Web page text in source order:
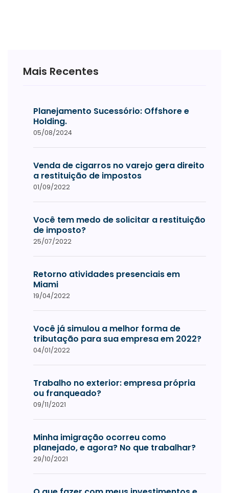
Mais Recentes
Planejamento Sucessório: Offshore e
Holding.
05/08/2024
Venda de cigarros no varejo gera direito
a restituição de impostos
01/09/2022
Você tem medo de solicitar a restituição
de imposto?
25/07/2022
Retorno atividades presenciais em
Miami
19/04/2022
Você já simulou a melhor forma de
tributação para sua empresa em 2022?
04/01/2022
Trabalho no exterior: empresa própria
ou franqueado?
09/11/2021
Minha imigração ocorreu como
planejado, e agora? No que trabalhar?
29/10/2021